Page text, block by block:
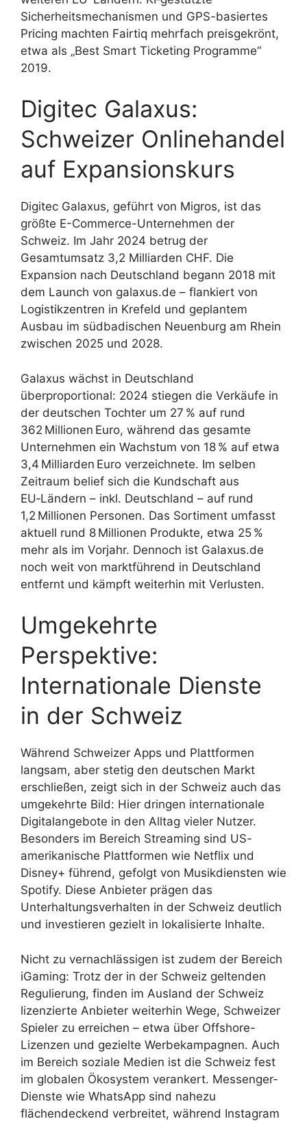
Sicherheitsmechanismen und GPS-basiertes
Pricing machten Fairtiq mehrfach preisgekrönt,
etwa als „Best Smart Ticketing Programme“
2019.
Digitec Galaxus:
Schweizer Onlinehandel
auf Expansionskurs
Digitec Galaxus, geführt von Migros, ist das
größte E-Commerce-Unternehmen der
Schweiz. Im Jahr 2024 betrug der
Gesamtumsatz 3,2 Milliarden CHF. Die
Expansion nach Deutschland begann 2018 mit
dem Launch von galaxus.de – flankiert von
Logistikzentren in Krefeld und geplantem
Ausbau im südbadischen Neuenburg am Rhein
zwischen 2025 und 2028.
Galaxus wächst in Deutschland
überproportional: 2024 stiegen die Verkäufe in
der deutschen Tochter um 27 % auf rund
362 Millionen Euro, während das gesamte
Unternehmen ein Wachstum von 18 % auf etwa
3,4 Milliarden Euro verzeichnete. Im selben
Zeitraum belief sich die Kundschaft aus
EU‑Ländern – inkl. Deutschland – auf rund
1,2 Millionen Personen. Das Sortiment umfasst
aktuell rund 8 Millionen Produkte, etwa 25 %
mehr als im Vorjahr. Dennoch ist Galaxus.de
noch weit von marktführend in Deutschland
entfernt und kämpft weiterhin mit Verlusten.
Umgekehrte
Perspektive:
Internationale Dienste
in der Schweiz
Während Schweizer Apps und Plattformen
langsam, aber stetig den deutschen Markt
erschließen, zeigt sich in der Schweiz auch das
umgekehrte Bild: Hier dringen internationale
Digitalangebote in den Alltag vieler Nutzer.
Besonders im Bereich Streaming sind US-
amerikanische Plattformen wie Netflix und
Disney+ führend, gefolgt von Musikdiensten wie
Spotify. Diese Anbieter prägen das
Unterhaltungsverhalten in der Schweiz deutlich
und investieren gezielt in lokalisierte Inhalte.
Nicht zu vernachlässigen ist zudem der Bereich
iGaming: Trotz der in der Schweiz geltenden
Regulierung, finden im Ausland der Schweiz
lizenzierte Anbieter weiterhin Wege, Schweizer
Spieler zu erreichen – etwa über Offshore-
Lizenzen und gezielte Werbekampagnen. Auch
im Bereich soziale Medien ist die Schweiz fest
im globalen Ökosystem verankert. Messenger-
Dienste wie WhatsApp sind nahezu
flächendeckend verbreitet, während Instagram